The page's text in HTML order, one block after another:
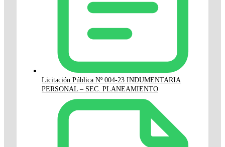
Licitación Pública Nº 004-23 INDUMENTARIA
PERSONAL – SEC. PLANEAMIENTO